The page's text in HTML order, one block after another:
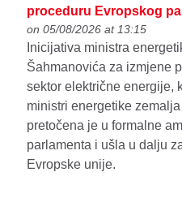
proceduru Evropskog
on 05/08/2026 at 13:15
Inicijativa ministra
Šahmanovića za izmjene
sektor električne energije,
ministri energetike
pretočena je u formalne
parlamenta i ušla u dalju
Evropske unije.